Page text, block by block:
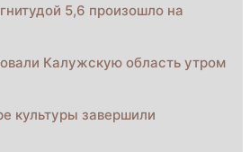
5,6 произошло на
Калужскую область утром
культуры завершили